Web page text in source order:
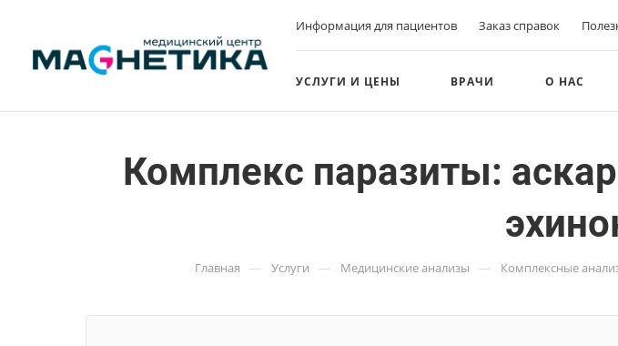
Информация для пациентов Заказ справок
УСЛУГИ И ЦЕНЫ ВРАЧИ О НАС
Комплекс паразиты:
Главная — Услуги — Медицинские анализы — Комплексные